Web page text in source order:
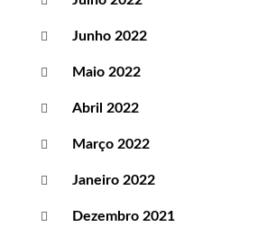
Junho 2022
Maio 2022
Abril 2022
Março 2022
Janeiro 2022
Dezembro 2021